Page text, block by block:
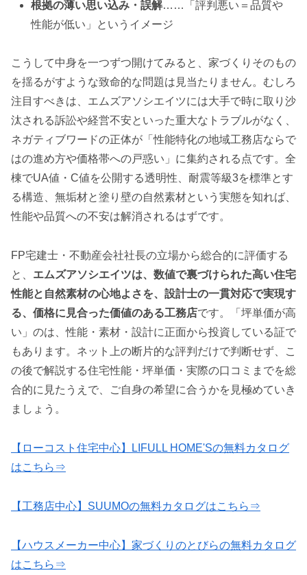
根拠の薄い思い込み・誤解……「評判悪い＝品質や
性能が低い」というイメージ
こうして中身を一つずつ開けてみると、家づくりそのもの
を揺るがすような致命的な問題は見当たりません。むしろ
注目すべきは、エムズアソシエイツには大手で時に取り沙
汰される訴訟や経営不安といった重大なトラブルがなく、
ネガティブワードの正体が「性能特化の地域工務店ならで
はの進め方や価格帯への戸惑い」に集約される点です。全
棟でUA値・C値を公開する透明性、耐震等級3を標準とす
る構造、無垢材と塗り壁の自然素材という実態を知れば、
性能や品質への不安は解消されるはずです。
FP宅建士・不動産会社社長の立場から総合的に評価する
と、 エムズアソシエイツは、数値で裏づけられた高い住宅
性能と自然素材の心地よさを、設計士の一貫対応で実現す
る、価格に見合った価値のある工務店です。「坪単価が高
い」のは、性能・素材・設計に正面から投資している証で
もあります。ネット上の断片的な評判だけで判断せず、こ
の後で解説する住宅性能・坪単価・実際の口コミまでを総
合的に見たうえで、ご自身の希望に合うかを見極めていき
ましょう。
【ローコスト住宅中心】LIFULL HOME'Sの無料カタログ
はこちら⇒
【工務店中心】SUUMOの無料カタログはこちら⇒
【ハウスメーカー中心】家づくりのとびらの無料カタログ
はこちら⇒